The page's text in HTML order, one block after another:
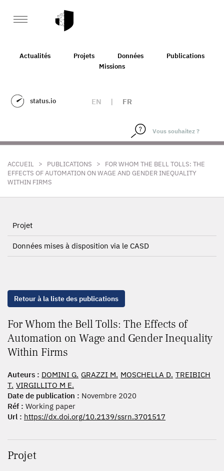
Actualités Projets Données
Publications
Missions
status.io EN | FR
ACCUEIL > PUBLICATIONS >
FOR WHOM THE BELL TOLLS: THE
EFFECTS OF AUTOMATION ON WAGE AND GENDER INEQUALITY
WITHIN FIRMS
Projet
Données mises à disposition via le CASD
Retour à la liste des publications
For Whom the Bell Tolls: The Effects of
Automation on Wage and Gender Inequality
Within Firms
Auteurs : DOMINI G. GRAZZI M. MOSCHELLA D. TREIBICH
T. VIRGILLITO M E.
Date de publication : Novembre 2020
Réf : Working paper
Url : https://dx.doi.org/10.2139/ssrn.3701517
Projet